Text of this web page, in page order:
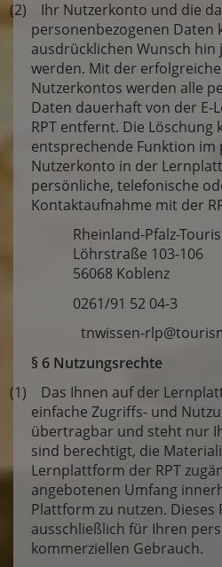
(2) Ihr Nutzerkonto und die
personenbezogenen Daten
ausdrücklichen Wunsch hin
werden. Mit der
Nutzerkontos werden alle
Daten dauerhaft von der E-
RPT entfernt. Die Löschung
entsprechende Funktion im
Nutzerkonto in der
persönliche, telefonische
Kontaktaufnahme mit der
Rheinland-Pfalz-
Löhrstraße 103-106
56068 Koblenz
0261/91 52 04-3
tnwissen-
§ 6 Nutzungsrechte
(1) Das Ihnen auf der
einfache Zugriffs- und
übertragbar und steht nur
sind berechtigt, die
Lernplattform der RPT
angebotenen Umfang
Plattform zu nutzen. Dieses
ausschließlich für Ihren
kommerziellen Gebrauch.